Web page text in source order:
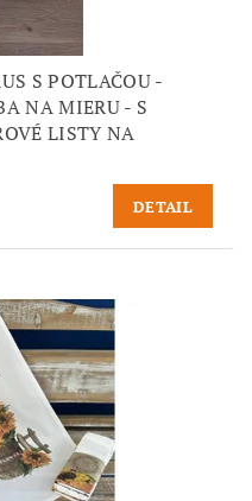
S POTLAČOU -
NA MIERU - S
LISTY NA
DETAIL